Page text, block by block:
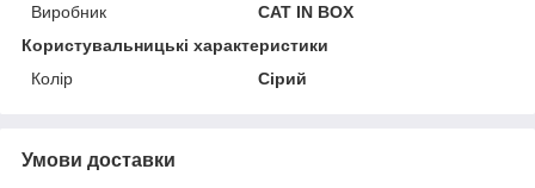
Виробник
CAT IN BOX
Користувальницькі характеристики
Колір
Сірий
Умови доставки